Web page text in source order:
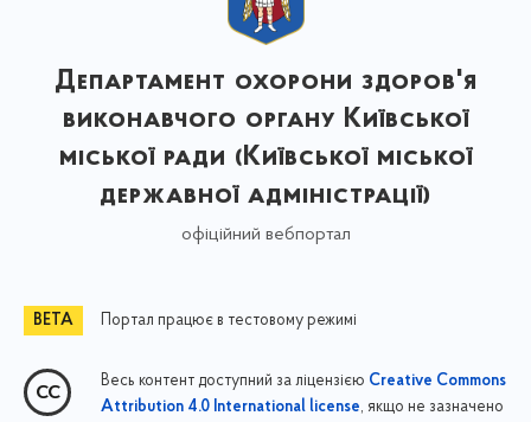
Департамент охорони здоров'я
виконавчого органу Київської
міської ради (Київської міської
державної адміністрації)
офіційний вебпортал
Портал працює в тестовому режимі
Весь контент доступний за ліцензією Creative Commons
Attribution 4.0 International license, якщо не зазначено